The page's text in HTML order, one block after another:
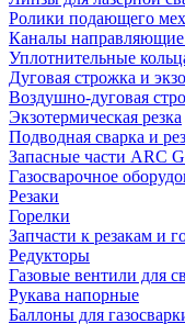
Ролики подающего
Каналы направляющие
Уплотнительные
Дуговая строжка и
Воздушно-дуговая
Экзотермическая резка
Подводная сварка и
Запасные части ARC
Газосварочное
Резаки
Горелки
Запчасти к резакам и
Редукторы
Газовые вентили для
Рукава напорные
Баллоны для